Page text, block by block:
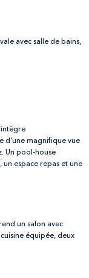
avec salle de bains,
d’une magnifique vue
Un pool-house
espace repas et une
un salon avec
équipée, deux